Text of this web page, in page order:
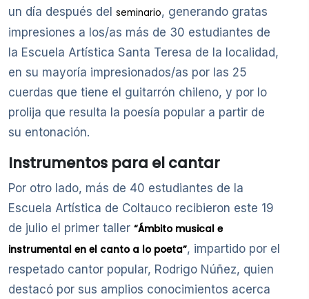
un día después del seminario, generando gratas
impresiones a los/as más de 30 estudiantes de
la Escuela Artística Santa Teresa de la localidad,
en su mayoría impresionados/as por las 25
cuerdas que tiene el guitarrón chileno, y por lo
prolija que resulta la poesía popular a partir de
su entonación.
Instrumentos para el cantar
Por otro lado, más de 40 estudiantes de la
Escuela Artística de Coltauco recibieron este 19
de julio el primer taller “Ámbito musical e
instrumental en el canto a lo poeta”, impartido por el
respetado cantor popular, Rodrigo Núñez, quien
destacó por sus amplios conocimientos acerca